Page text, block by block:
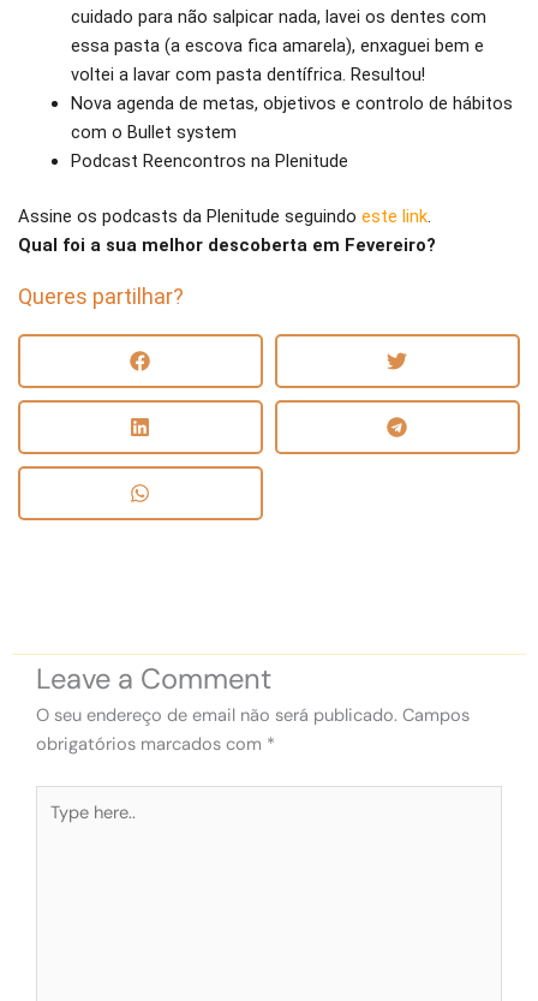
cuidado para não salpicar nada, lavei os dentes com
essa pasta (a escova fica amarela), enxaguei bem e
voltei a lavar com pasta dentífrica. Resultou!
Nova agenda de metas, objetivos e controlo de hábitos
com o Bullet system
Podcast Reencontros na Plenitude
Assine os podcasts da Plenitude seguindo este link.
Qual foi a sua melhor descoberta em Fevereiro?
Queres partilhar?
Leave a Comment
O seu endereço de email não será publicado. Campos
obrigatórios marcados com *
here..